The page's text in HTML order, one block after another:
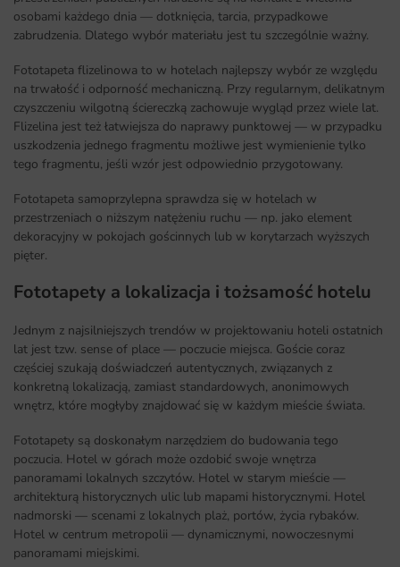
osobami każdego dnia — dotknięcia, tarcia, przypadkowe
zabrudzenia. Dlatego wybór materiału jest tu szczególnie ważny.
Fototapeta flizelinowa to w hotelach najlepszy wybór ze względu
na trwałość i odporność mechaniczną. Przy regularnym, delikatnym
czyszczeniu wilgotną ściereczką zachowuje wygląd przez wiele lat.
Flizelina jest też łatwiejsza do naprawy punktowej — w przypadku
uszkodzenia jednego fragmentu możliwe jest wymienienie tylko
tego fragmentu, jeśli wzór jest odpowiednio przygotowany.
Fototapeta samoprzylepna sprawdza się w hotelach w
przestrzeniach o niższym natężeniu ruchu — np. jako element
dekoracyjny w pokojach gościnnych lub w korytarzach wyższych
pięter.
Fototapety a lokalizacja i tożsamość hotelu
Jednym z najsilniejszych trendów w projektowaniu hoteli ostatnich
lat jest tzw. sense of place — poczucie miejsca. Goście coraz
częściej szukają doświadczeń autentycznych, związanych z
konkretną lokalizacją, zamiast standardowych, anonimowych
wnętrz, które mogłyby znajdować się w każdym mieście świata.
Fototapety są doskonałym narzędziem do budowania tego
poczucia. Hotel w górach może ozdobić swoje wnętrza
panoramami lokalnych szczytów. Hotel w starym mieście —
architekturą historycznych ulic lub mapami historycznymi. Hotel
nadmorski — scenami z lokalnych plaż, portów, życia rybaków.
Hotel w centrum metropolii — dynamicznymi, nowoczesnymi
panoramami miejskimi.